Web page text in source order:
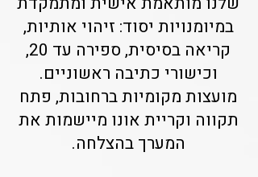
במיומנויות יסוד: זיהוי אותיות,
קריאה בסיסית, ספירה עד 20,
וכישורי כתיבה ראשוניים.
מועצות מקומיות ברחובות, פתח
תקווה וקריית אונו מיישמות את
המערך בהצלחה.